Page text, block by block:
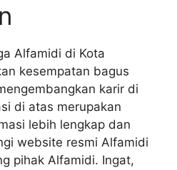
Alfamidi di Kota
kesempatan bagus
karir di
di atas merupakan
lebih lengkap dan
website resmi Alfamidi
pihak Alfamidi. Ingat,